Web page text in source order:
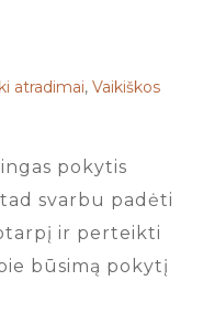
atradimai, Vaikiškos
pokytis
svarbu padėti
ir perteikti
būsimą pokytį